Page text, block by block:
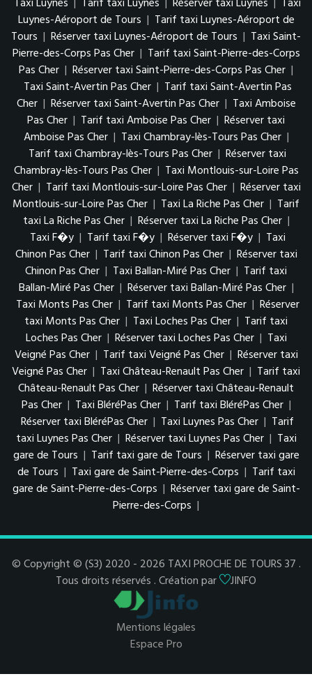
Luynes-Aéroport de Tours | Tarif taxi Luynes-Aéroport de
Tours | Réserver taxi Luynes-Aéroport de Tours | Taxi Saint-
Pierre-des-Corps Pas Cher | Tarif taxi Saint-Pierre-des-Corps
Pas Cher | Réserver taxi Saint-Pierre-des-Corps Pas Cher |
Taxi Saint-Avertin Pas Cher | Tarif taxi Saint-Avertin Pas
Cher | Réserver taxi Saint-Avertin Pas Cher | Taxi Amboise
Pas Cher | Tarif taxi Amboise Pas Cher | Réserver taxi
Amboise Pas Cher | Taxi Chambray-lès-Tours Pas Cher |
Tarif taxi Chambray-lès-Tours Pas Cher | Réserver taxi
Chambray-lès-Tours Pas Cher | Taxi Montlouis-sur-Loire Pas
Cher | Tarif taxi Montlouis-sur-Loire Pas Cher | Réserver taxi
Montlouis-sur-Loire Pas Cher | Taxi La Riche Pas Cher | Tarif
taxi La Riche Pas Cher | Réserver taxi La Riche Pas Cher |
Taxi F�y | Tarif taxi F�y | Réserver taxi F�y | Taxi
Chinon Pas Cher | Tarif taxi Chinon Pas Cher | Réserver taxi
Chinon Pas Cher | Taxi Ballan-Miré Pas Cher | Tarif taxi
Ballan-Miré Pas Cher | Réserver taxi Ballan-Miré Pas Cher |
Taxi Monts Pas Cher | Tarif taxi Monts Pas Cher | Réserver
taxi Monts Pas Cher | Taxi Loches Pas Cher | Tarif taxi
Loches Pas Cher | Réserver taxi Loches Pas Cher | Taxi
Veigné Pas Cher | Tarif taxi Veigné Pas Cher | Réserver taxi
Veigné Pas Cher | Taxi Château-Renault Pas Cher | Tarif taxi
Château-Renault Pas Cher | Réserver taxi Château-Renault
Pas Cher | Taxi BléréPas Cher | Tarif taxi BléréPas Cher |
Réserver taxi BléréPas Cher | Taxi Luynes Pas Cher | Tarif
taxi Luynes Pas Cher | Réserver taxi Luynes Pas Cher | Taxi
gare de Tours | Tarif taxi gare de Tours | Réserver taxi gare
de Tours | Taxi gare de Saint-Pierre-des-Corps | Tarif taxi
gare de Saint-Pierre-des-Corps | Réserver taxi gare de Saint-
Pierre-des-Corps |
© Copyright © (S3) 2020 - 2026 TAXI PROCHE DE TOURS 37 .
Tous droits réservés . Création par
JINFO
Mentions légales
Espace Pro